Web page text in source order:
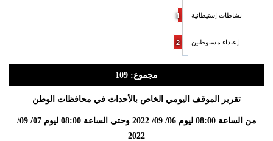
1
2
نشاطات إستيطانية
إعتداء مستوطنين
مجموع: 109
تقرير الموقف اليومي الخاص بالأحداث في محافظات الوطن
من الساعة 08:00 ليوم 06/ 09/ 2022 وحتى الساعة 08:00 ليوم 07/ 09/
2022